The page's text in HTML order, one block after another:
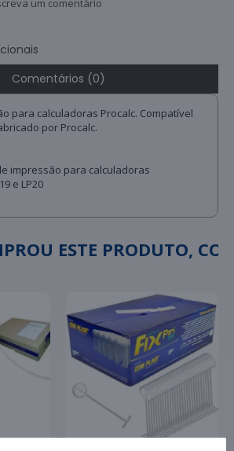
Comentários (0)
para calculadoras Procalc. Compatível
por Procalc.
impressão para calculadoras
e LP20
ESTE PRODUTO,